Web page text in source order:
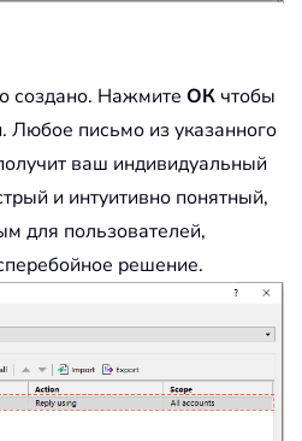
создано. Нажмите ОК чтобы
Любое письмо из указанного
ваш индивидуальный
и интуитивно понятный,
для пользователей,
решение.